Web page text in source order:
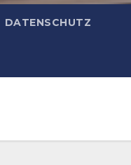
DATENSCHUTZ